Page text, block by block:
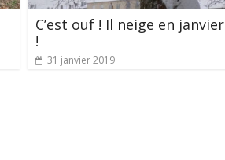
C’est ouf ! Il neige en janvier
!
31 janvier 2019